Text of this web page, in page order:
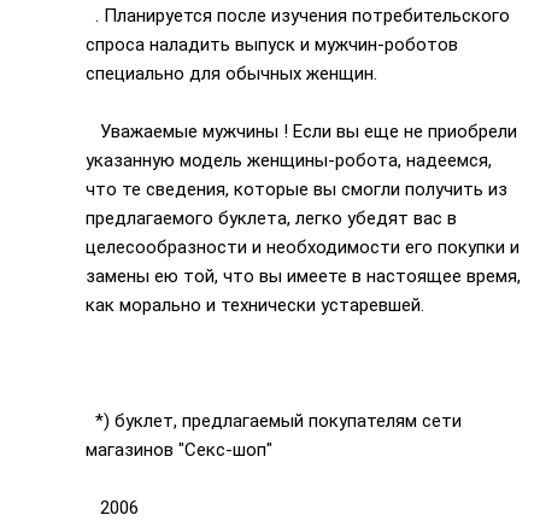
. Планируется после изучения потребительского
спроса наладить выпуск и мужчин-роботов
специально для обычных женщин.
Уважаемые мужчины ! Если вы еще не приобрели
указанную модель женщины-робота, надеемся,
что те сведения, которые вы смогли получить из
предлагаемого буклета, легко убедят вас в
целесообразности и необходимости его покупки и
замены ею той, что вы имеете в настоящее время,
как морально и технически устаревшей.
*) буклет, предлагаемый покупателям сети
магазинов "Секс-шоп"
2006